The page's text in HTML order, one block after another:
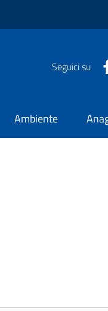
Seguici su
Ambiente